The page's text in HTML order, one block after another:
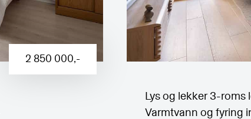
2 850 000,-
Lys og lekker 3-
Varmtvann og fyring